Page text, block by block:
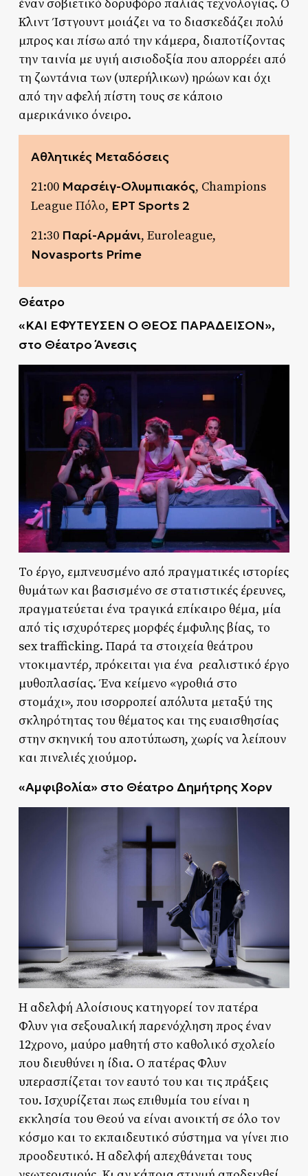
έναν σοβιετικό δορυφόρο παλιάς τεχνολογίας. Ο
Κλιντ Ίστγουντ μοιάζει να το διασκεδάζει πολύ
μπρος και πίσω από την κάμερα, διαποτίζοντας
την ταινία με υγιή αισιοδοξία που απορρέει από
τη ζωντάνια των (υπερήλικων) ηρώων και όχι
από την αφελή πίστη τους σε κάποιο
αμερικάνικο όνειρο.
Αθλητικές Μεταδόσεις
21:00 Μαρσέιγ-Ολυμπιακός, Champions
League Πόλο, ΕΡΤ Sports 2
21:30 Παρί-Αρμάνι, Euroleague,
Novasports Prime
Θέατρο
«ΚΑΙ ΕΦΥΤΕΥΣΕΝ Ο ΘΕΟΣ ΠΑΡΑΔΕΙΣΟΝ»,
στο Θέατρο Άνεσις
Το έργο, εμπνευσμένο από πραγματικές ιστορίες
θυμάτων και βασισμένο σε στατιστικές έρευνες,
πραγματεύεται ένα τραγικά επίκαιρο θέμα, μία
από τiς ισχυρότερες μορφές έμφυλης βίας, το
sex trafficking. Παρά τα στοιχεία θεάτρου
ντοκιμαντέρ, πρόκειται για ένα ρεαλιστικό έργο
μυθοπλασίας. Ένα κείμενο «γροθιά στο
στομάχι», που ισορροπεί απόλυτα μεταξύ της
σκληρότητας του θέματος και της ευαισθησίας
στην σκηνική του αποτύπωση, χωρίς να λείπουν
και πινελιές χιούμορ.
«Αμφιβολία» στο Θέατρο Δημήτρης Χορν
Η αδελφή Αλοίσιους κατηγορεί τον πατέρα
Φλυν για σεξουαλική παρενόχληση προς έναν
12χρονο, μαύρο μαθητή στο καθολικό σχολείο
που διευθύνει η ίδια. Ο πατέρας Φλυν
υπερασπίζεται τον εαυτό του και τις πράξεις
του. Ισχυρίζεται πως επιθυμία του είναι η
εκκλησία του Θεού να είναι ανοικτή σε όλο τον
κόσμο και το εκπαιδευτικό σύστημα να γίνει πιο
προοδευτικό. Η αδελφή απεχθάνεται τους